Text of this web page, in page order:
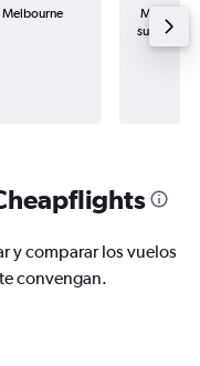
Melbourne
Mayor
subida de
y comparar los vuelos
convengan.